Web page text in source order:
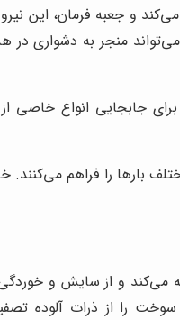
و جعبه فرمان، این
منجر به دشواری در
جابجایی انواع خاصی از
بارها را فراهم
می‌کند و از سایش و
را از ذرات آلوده